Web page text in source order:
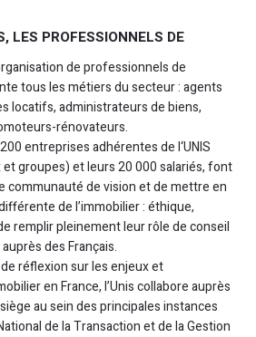
LES PROFESSIONNELS DE
de professionnels de
tous les métiers du secteur : agents
locatifs, administrateurs de biens,
rénovateurs.
entreprises adhérentes de l‘UNIS
groupes) et leurs 20 000 salariés, font
communauté de vision et de mettre en
de l’immobilier : éthique,
remplir pleinement leur rôle de conseil
des Français.
réflexion sur les enjeux et
en France, l’Unis collabore auprès
au sein des principales instances
de la Transaction et de la Gestion